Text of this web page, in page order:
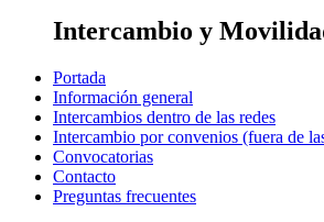
Intercambio y
Portada
Información general
Intercambios dentro de las redes
Intercambio por convenios (fuera de
Convocatorias
Contacto
Preguntas frecuentes